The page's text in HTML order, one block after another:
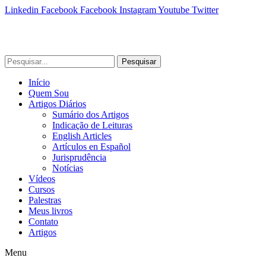
Linkedin Facebook Facebook InstagramYoutube Twitter
Pesquisar
Início
Quem Sou
Artigos Diários
Sumário dos Artigos
Indicação de Leituras
English Articles
Artículos en Español
Jurisprudência
Notícias
Vídeos
Cursos
Palestras
Meus livros
Contato
Artigos
Menu